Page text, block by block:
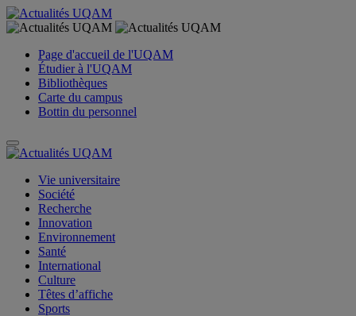
Page d'accueil de l'UQAM
Étudier à l'UQAM
Bibliothèques
Carte du campus
Bottin du personnel
Vie universitaire
Société
Recherche
Innovation
Environnement
Santé
International
Culture
Têtes d’affiche
Sports